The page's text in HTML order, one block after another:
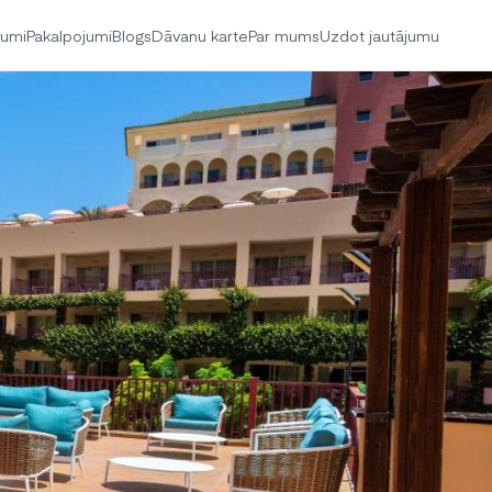
PakalpojumiBlogsDāvanu kartePar mumsUzdot jautājumu